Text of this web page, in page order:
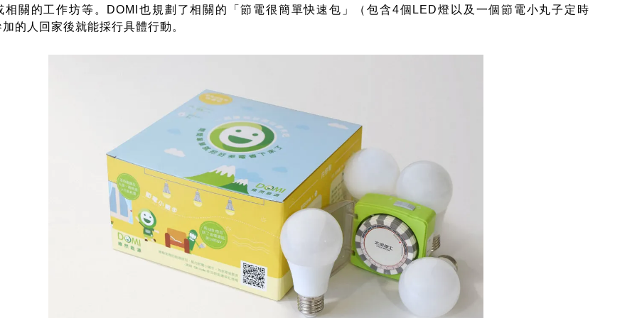
相關的工作坊等。DOMI也規劃了相關的「節電很簡單快速包」（包含4個LED燈以及一個節電小丸子定時
的人回家後就能採行具體行動。